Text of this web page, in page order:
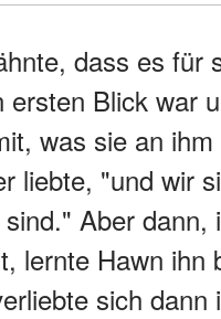
dass es für
ersten Blick war
was sie an ihm
liebte, "und wir
Aber dann,
lernte Hawn ihn
sich dann